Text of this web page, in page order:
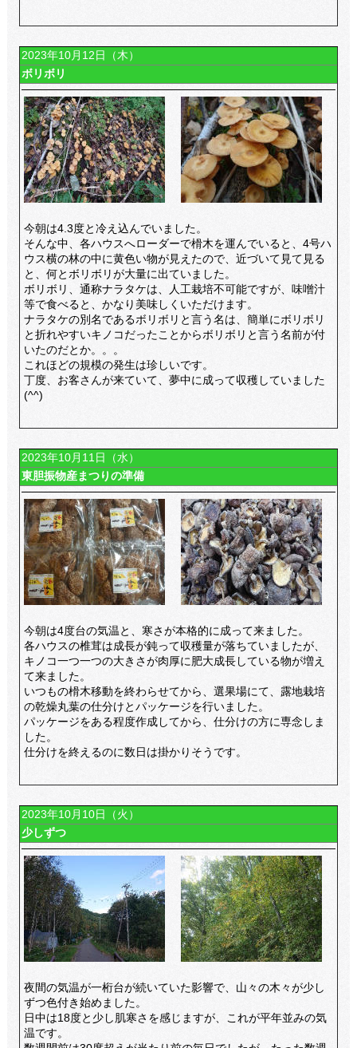
2023年10月12日（木）
ボリボリ
今朝は4.3度と冷え込んでいました。
そんな中、各ハウスへローダーで榾木を運んでいると、4号ハ
ウス横の林の中に黄色い物が見えたので、近づいて見て見る
と、何とボリボリが大量に出ていました。
ボリボリ、通称ナラタケは、人工栽培不可能ですが、味噌汁
等で食べると、かなり美味しくいただけます。
ナラタケの別名であるボリボリと言う名は、簡単にボリボリ
と折れやすいキノコだったことからボリボリと言う名前が付
いたのだとか。。。
これほどの規模の発生は珍しいです。
丁度、お客さんが来ていて、夢中に成って収穫していました
(^^)
2023年10月11日（水）
東胆振物産まつりの準備
今朝は4度台の気温と、寒さが本格的に成って来ました。
各ハウスの椎茸は成長が鈍って収穫量が落ちていましたが、
キノコ一つ一つの大きさが肉厚に肥大成長している物が増え
て来ました。
いつもの榾木移動を終わらせてから、選果場にて、露地栽培
の乾燥丸葉の仕分けとパッケージを行いました。
パッケージをある程度作成してから、仕分けの方に専念しま
した。
仕分けを終えるのに数日は掛かりそうです。
2023年10月10日（火）
少しずつ
夜間の気温が一桁台が続いていた影響で、山々の木々が少し
ずつ色付き始めました。
日中は18度と少し肌寒さを感じますが、これが平年並みの気
温です。